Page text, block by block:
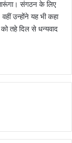
संगठन के लिए
उन्होंने यह भी कहा
तहे दिल से धन्यवाद